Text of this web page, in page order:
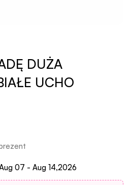
DUŻA
UCHO
07 - Aug 14,2026